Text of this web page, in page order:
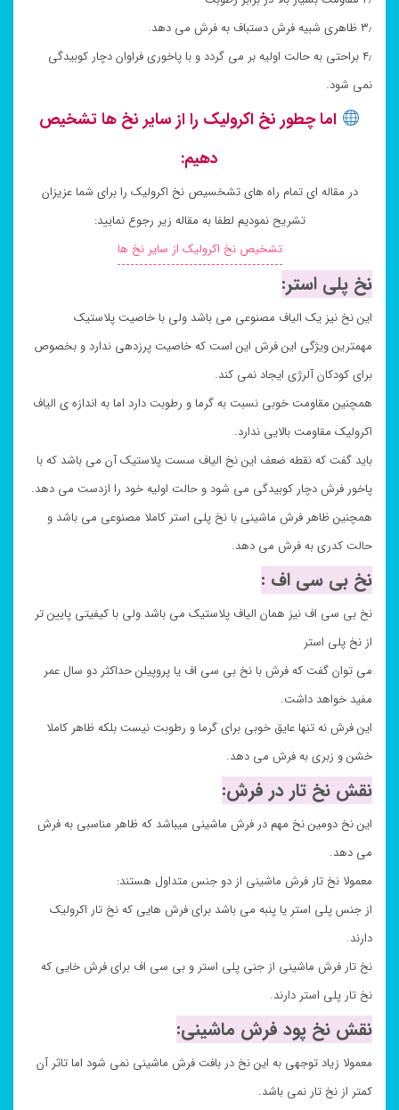
۳٫ ظاهری شبیه فرش دستباف به فرش می دهد.
۴٫ براحتی به حالت اولیه بر می گردد و با پاخوری فراوان دچار کوبیدگی
نمی شود.
اما چطور نخ اکرولیک را از سایر نخ ها تشخیص
دهیم:
در مقاله ای تمام راه های تشخسیص نخ اکرولیک را برای شما عزیزان
تشریح نمودیم لطفا به مقاله زیر رجوع نمایید:
تشخیص نخ اکرولیک از سایر نخ ها
نخ پلی استر:
این نخ نیز یک الیاف مصنوعی می باشد ولی با خاصیت پلاستیک
مهمترین ویژگی این فرش این است که خاصیت پرزدهی ندارد و بخصوص
برای کودکان آلرژی ایجاد نمی کند.
همچنین مقاومت خوبی نسبت به گرما و رطوبت دارد اما به اندازه ی الیاف
اکرولیک مقاومت بالایی ندارد.
باید گفت که نقطه ضعف این نخ الیاف سست پلاستیک آن می باشد که با
پاخور فرش دچار کوبیدگی می شود و حالت اولیه خود را ازدست می دهد.
همچنین ظاهر فرش ماشینی با نخ پلی استر کاملا مصنوعی می باشد و
حالت کدری به فرش می دهد.
نخ بی سی اف :
نخ بی سی اف نیز همان الیاف پلاستیک می باشد ولی با کیفیتی پایین تر
از نخ پلی استر
می توان گفت که فرش با نخ بی سی اف یا پروپیلن حداکثر دو سال عمر
مفید خواهد داشت.
این فرش نه تنها عایق خوبی برای گرما و رطوبت نیست بلکه ظاهر کاملا
خشن و زبری به فرش می دهد.
نقش نخ تار در فرش:
این نخ دومین نخ مهم در فرش ماشینی میباشد که ظاهر مناسبی به فرش
می دهد.
معمولا نخ تار فرش ماشینی از دو جنس متداول هستند:
از جنس پلی استر یا پنبه می باشد برای فرش هایی که نخ تار اکرولیک
دارند.
نخ تار فرش ماشینی از جنی پلی استر و بی سی اف برای فرش خایی که
نخ تار پلی استر دارند.
نقش نخ پود فرش ماشینی:
معمولا زیاد توجهی به این نخ در بافت فرش ماشینی نمی شود اما تاثر آن
کمتر از نخ تار نمی باشد.